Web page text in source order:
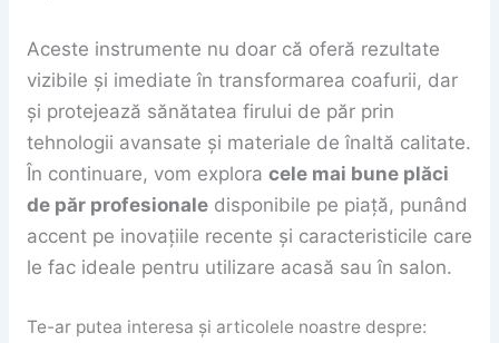
Aceste instrumente nu doar că oferă rezultate
vizibile și imediate în transformarea coafurii, dar
și protejează sănătatea firului de păr prin
tehnologii avansate și materiale de înaltă calitate.
În continuare, vom explora cele mai bune plăci
de păr profesionaledisponibile pe piață, punând
accent pe inovațiile recente și caracteristicile care
le fac ideale pentru utilizare acasă sau în salon.
Te-ar putea interesa și articolele noastre despre: